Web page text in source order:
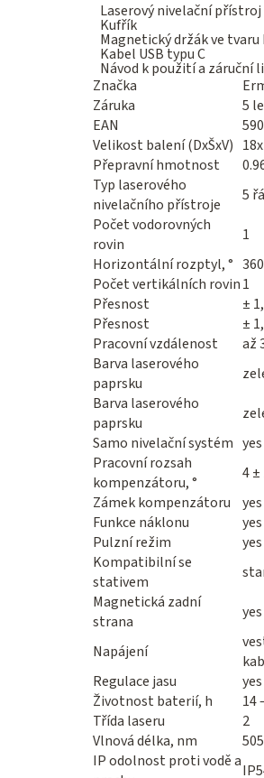
Laserový nivelační přístroj
Kufřík
Magnetický držák ve tvaru
Kabel USB typu C
Návod k použití a záruční
Značka
Záruka
5
EAN
Velikost balení (DxŠxV)
Přepravní hmotnost
Typ laserového
nivelačního přístroje
5
Počet vodorovných
rovin
1
Horizontální rozptyl, ° 360
Počet vertikálních rovin1
Přesnost
±
Přesnost
±
Pracovní vzdálenost
až
Barva laserového
paprsku
Barva laserového
paprsku
Samo nivelační systém yes
Pracovní rozsah
kompenzátoru, °
4 ±
Zámek kompenzátoru
yes
Funkce náklonu
yes
Pulzní režim
yes
Kompatibilní se
stativem
Magnetická zadní
strana
yes
Napájení
Regulace jasu
yes
Životnost baterií, h
14
Třída laseru
2
Vlnová délka, nm
IP odolnost proti vodě a